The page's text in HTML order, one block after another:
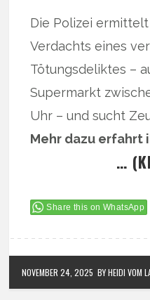
Die Polizei
Verdachts eines
Tötungsdeliktes –
Supermarkt
Uhr – und sucht
Mehr dazu erfahrt
…
Share this on WhatsApp
NOVEMBER 24, 2025 BY HEIDI VOM